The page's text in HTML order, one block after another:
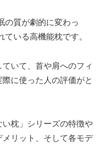
の質が劇的に変わっ
ている高機能枕です。
いて、首や肩へのフィ
に使った人の評価がと
枕」シリーズの特徴や
リット、そして各モデ